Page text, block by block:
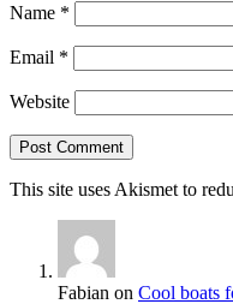
Name *
Email *
Website
This site uses Akismet to
Fabian on Cool boats